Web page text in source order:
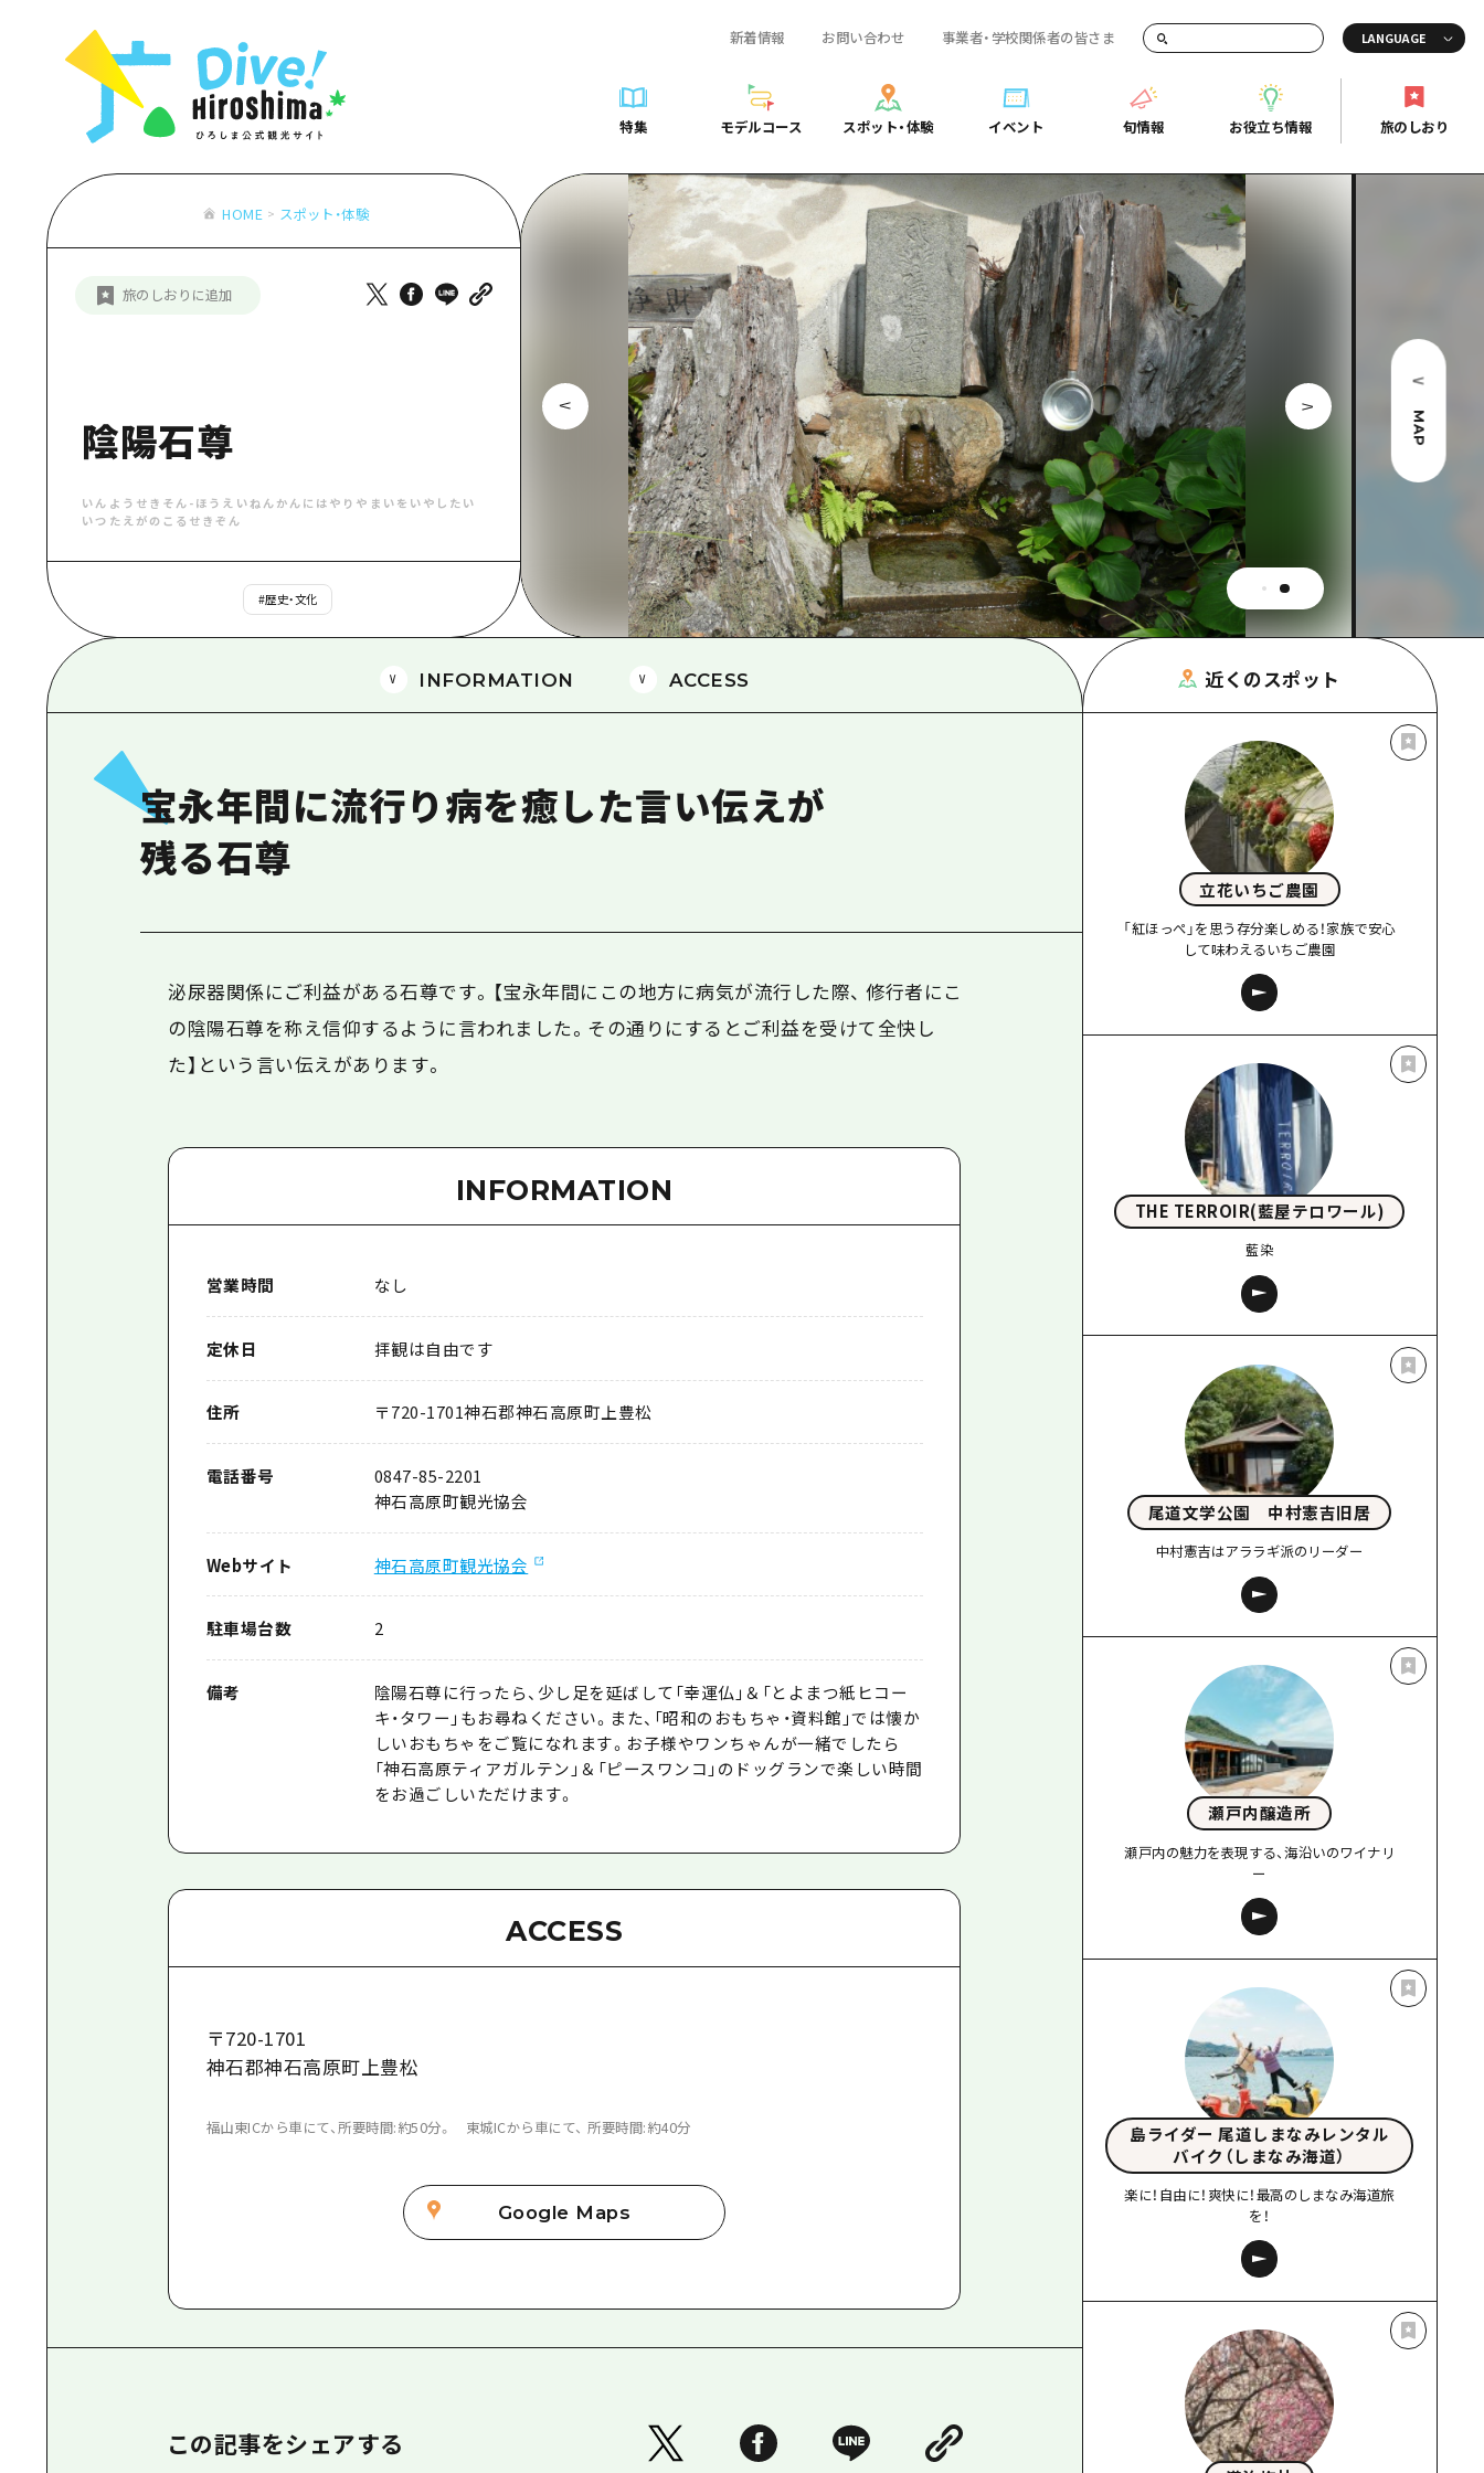
新着情報 お問い合わせ 事業者・学校関係者の皆さま
特集
アート
サイクリング
ショッピング
スポーツ
ナイトライフ
世界遺産
学び・体験
定番
歴史・文化
癒し
自然
モデルコース
モデルコース一覧
Dive! Hiroshima 公式ガイド
広島もしもトラベル
あたらしい非日常
広島市周辺
安芸
備後
備北
芸北
宮島周辺
山口県東部
弾丸
日帰り
半日
1泊2日
2泊3日
スポット・体験
スポット・体験一覧
広島市周辺
安芸
備後
備北
芸北
宮島周辺
山口県東部
愛媛県
島根県
イベント
旬情報
お役立ち情報
お役立ち情報一覧
二次交通まとめ
施設の混雑状況のお知らせ
お得な周遊チケット
手荷物預かり・配送サービス
広島おもてなしパス
HIROSHIMA FREE Wi-Fi
観光案内所
広島県を訪れる外国人旅行者向け情報一覧
ボランティアガイド
ユニバーサルツーリズム
ガイドブック
広島県の魅力を動画でご紹介！
よくあるご質問
メディア掲載情報
フォトダウンロード
関連リンク
旅のしおり
おすすめ
世界遺産
歴史・文化
自然
芸北
宮島周辺
山口県東部
半日
2泊3日
備後
芸北
宮島周辺
山口県東部
愛媛県
島根県
お役立ち情報一覧
アクセス
二次交通まとめ
HIROSHIMA FREE Wi-Fi
ボランティアガイド
ユニバーサルツーリズム
広島県の魅力を動画でご紹介！
よくあるご質問
フォトダウンロード
関連リンク
HOME スポット・体験
旅のしおりに追加
陰陽石尊
いんようせきそん - ほうえいねんかんにはやりやまいをいやしたい
いつたえがのこるせきぞん
#歴史・文化
MAP
INFORMATION ACCESS
宝永年間に流行り病を癒した言い伝えが
残る石尊
泌尿器関係にご利益がある石尊です。【宝永年間にこの地方に病気が流行した際、 修行者にこ
の陰陽石尊を称え信仰するように言われました。その通りにするとご利益を受けて全快し
た】という言い伝えがあります。
INFORMATION
営業時間 なし
定休日 拝観は自由です
住所 〒720-1701神石郡神石高原町上豊松
電話番号
0847-85-2201
神石高原町観光協会
Webサイト 神石高原町観光協会
駐車場台数 2
備考
陰陽石尊に行ったら、少し足を延ばして「幸運仏」＆「とよまつ紙ヒコー
キ・タワー」もお尋ねください。また、「昭和のおもちゃ・資料館」では懐か
しいおもちゃをご覧になれます。お子様やワンちゃんが一緒でしたら
「神石高原ティアガルテン」＆「ピースワンコ」のドッグランで楽しい時間
をお過ごしいただけます。
ACCESS
〒720-1701
神石郡神石高原町上豊松
福山東ICから車にて、所要時間:約50分。 東城ICから車にて、 所要時間:約40分
Google Maps
この記事をシェアする
近くのスポット
立花いちご農園
「紅ほっぺ」を思う存分楽しめる！家族で安心
して味わえるいちご農園
THE TERROIR(藍屋テロワール)
藍染
尾道文学公園 中村憲吉旧居
中村憲吉はアララギ派のリーダー
瀬戸内醸造所
瀬戸内の魅力を表現する、海沿いのワイナリ
ー
島ライダー 尾道しまなみレンタル
バイク（しまなみ海道）
楽に！自由に！爽快に！最高のしまなみ海道旅
を！